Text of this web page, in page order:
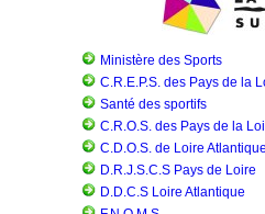
Ministère des Sports
C.R.E.P.S. des Pays de la
Santé des sportifs
C.R.O.S. des Pays de la
C.D.O.S. de Loire Atlantique
D.R.J.S.C.S Pays de Loire
D.D.C.S Loire Atlantique